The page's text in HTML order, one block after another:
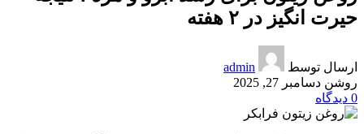
حیرت انگیز در ۲ هفته
ارسال توسط
admin
روشن دسامبر 27, 2025
0 دیدگاه